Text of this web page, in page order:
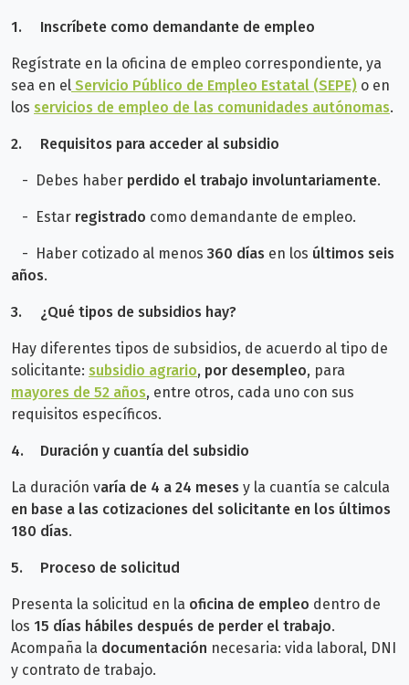
1. Inscríbete como demandante de empleo
Regístrate en la oficina de empleo correspondiente, ya
sea en el Servicio Público de Empleo Estatal (SEPE) o en
los servicios de empleo de las comunidades autónomas.
2. Requisitos para acceder al subsidio
- Debes haber perdido el trabajo involuntariamente.
- Estar registrado como demandante de empleo.
- Haber cotizado al menos 360 días en los últimos seis
años.
3. ¿Qué tipos de subsidios hay?
Hay diferentes tipos de subsidios, de acuerdo al tipo de
solicitante: subsidio agrario, por desempleo, para
mayores de 52 años, entre otros, cada uno con sus
requisitos específicos.
4. Duración y cuantía del subsidio
La duración varía de 4 a 24 meses y la cuantía se calcula
en base a las cotizaciones del solicitante en los últimos
180 días.
5. Proceso de solicitud
Presenta la solicitud en la oficina de empleo dentro de
los 15 días hábiles después de perder el trabajo.
Acompaña la documentación necesaria: vida laboral, DNI
y contrato de trabajo.